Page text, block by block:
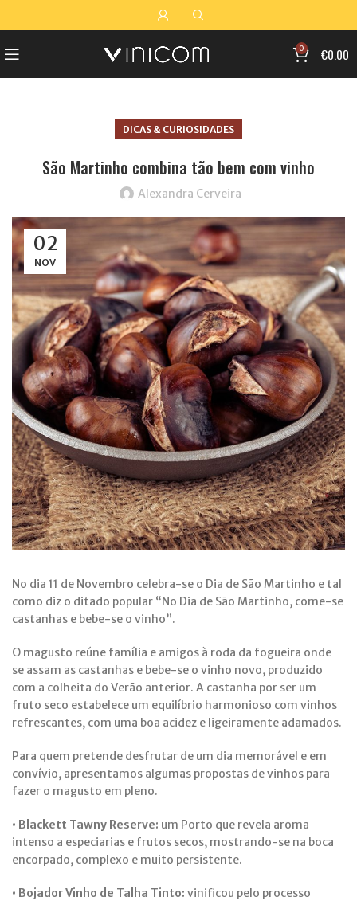
0 €0.00
DICAS & CURIOSIDADES
São Martinho combina tão bem com vinho
Alexandra Cerveira
02
NOV
No dia 11 de Novembro celebra-se o Dia de São Martinho e tal
como diz o ditado popular “No Dia de São Martinho, come-se
castanhas e bebe-se o vinho”.
O magusto reúne família e amigos à roda da fogueira onde
se assam as castanhas e bebe-se o vinho novo, produzido
com a colheita do Verão anterior. A castanha por ser um
fruto seco estabelece um equilíbrio harmonioso com vinhos
refrescantes, com uma boa acidez e ligeiramente adamados.
Para quem pretende desfrutar de um dia memorável e em
convívio, apresentamos algumas propostas de vinhos para
fazer o magusto em pleno.
• Blackett Tawny Reserve: um Porto que revela aroma
intenso a especiarias e frutos secos, mostrando-se na boca
encorpado, complexo e muito persistente.
• Bojador Vinho de Talha Tinto: vinificou pelo processo